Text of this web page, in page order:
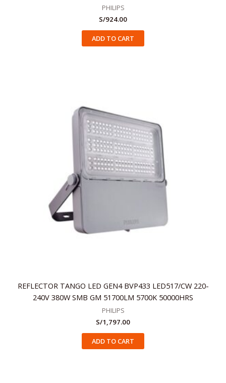
PHILIPS
S/924.00
ADD TO CART
REFLECTOR TANGO LED GEN4 BVP433 LED517/CW 220-
240V 380W SMB GM 51700LM 5700K 50000HRS
PHILIPS
S/1,797.00
ADD TO CART